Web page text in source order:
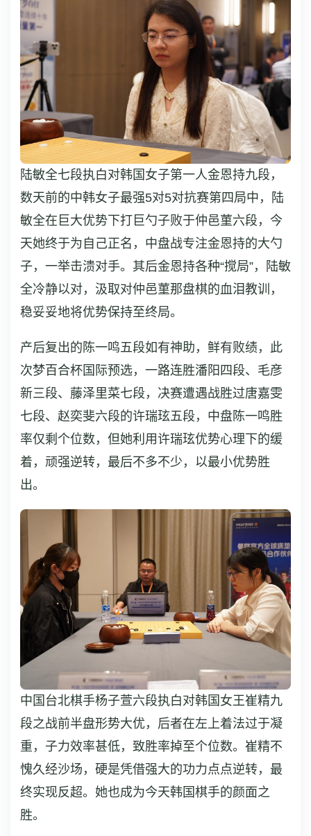
陆敏全七段执白对韩国女子第一人金恩持九段，
数天前的中韩女子最强5对5对抗赛第四局中，陆
敏全在巨大优势下打巨勺子败于仲邑菫六段，今
天她终于为自己正名，中盘战专注金恩持的大勺
子，一举击溃对手。其后金恩持各种“搅局”，陆敏
全冷静以对，汲取对仲邑菫那盘棋的血泪教训，
稳妥妥地将优势保持至终局。
产后复出的陈一鸣五段如有神助，鲜有败绩，此
次梦百合杯国际预选，一路连胜潘阳四段、毛彦
新三段、藤泽里菜七段，决赛遭遇战胜过唐嘉雯
七段、赵奕斐六段的许瑞玹五段，中盘陈一鸣胜
率仅剩个位数，但她利用许瑞玹优势心理下的缓
着，顽强逆转，最后不多不少，以最小优势胜
出。
中国台北棋手杨子萱六段执白对韩国女王崔精九
段之战前半盘形势大优，后者在左上着法过于凝
重，子力效率甚低，致胜率掉至个位数。崔精不
愧久经沙场，硬是凭借强大的功力点点逆转，最
终实现反超。她也成为今天韩国棋手的颜面之
胜。